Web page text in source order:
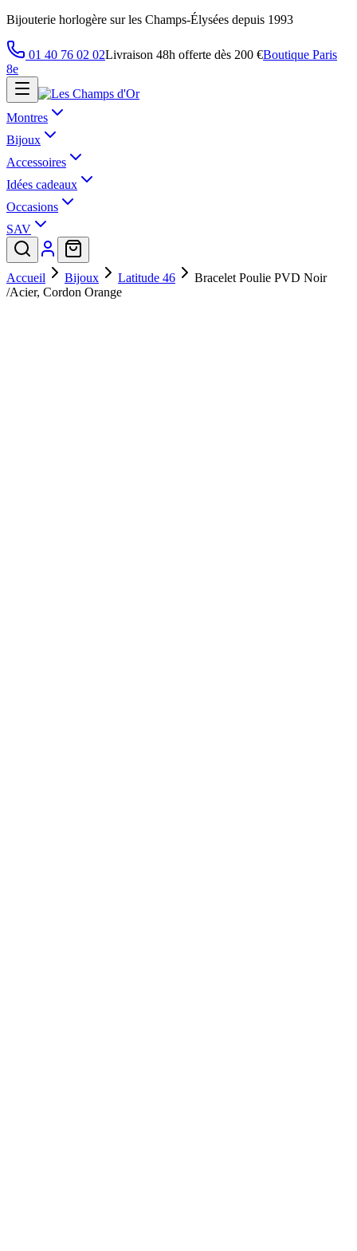
Bijouterie horlogère sur les Champs-Élysées depuis 1993
01 40 76 02 02Livraison 48h offerte dès 200 €Boutique Paris
8e
Montres
Bijoux
Accessoires
Idées cadeaux
Occasions
SAV
Accueil Bijoux Latitude 46
Bracelet Poulie PVD Noir
/Acier, Cordon Orange